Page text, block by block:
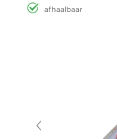
afhaalbaar